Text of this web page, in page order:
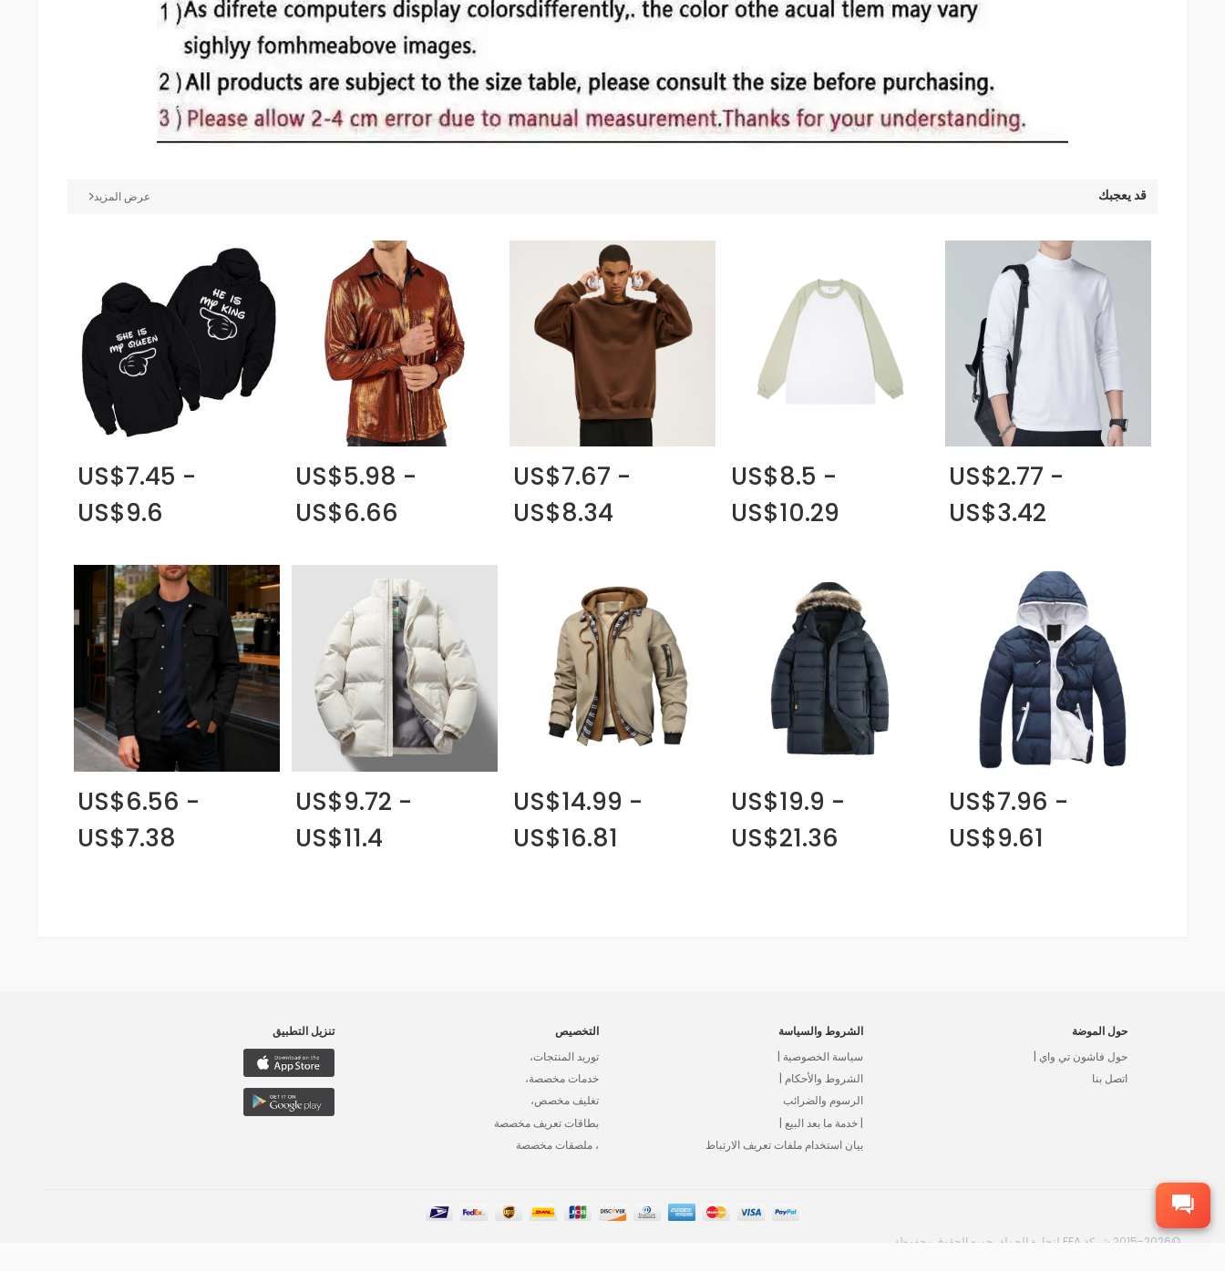
قد يعجبك عرض المزيد
US$2.77 -
US$3.42
US$8.5 -
US$10.29
US$7.67 -
US$8.34
US$5.98 -
US$6.66
US$7.45 -
US$9.6
US$7.96 -
US$9.61
US$19.9 -
US$21.36
US$14.99 -
US$16.81
US$9.72 -
US$11.4
US$6.56 -
US$7.38
حول الموضة
حول فاشون تي واي |
اتصل بنا
الشروط والسياسة
سياسة الخصوصية |
الشروط والأحكام |
الرسوم والضرائب
| خدمة ما بعد البيع |
بيان استخدام ملفات تعريف الارتباط
التخصيص
توريد المنتجات،
خدمات مخصصة،
تغليف مخصص،
بطاقات تعريف مخصصة
، ملصقات مخصصة
تنزيل التطبيق
©2015-2026 شركة FFA لتجارة الجملة، جميع الحقوق محفوظة